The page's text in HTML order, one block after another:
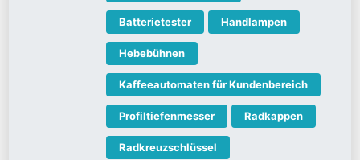
Batterietester Handlampen
Hebebühnen
Kaffeeautomaten für Kundenbereich
Profiltiefenmesser Radkappen
Radkreuzschlüssel